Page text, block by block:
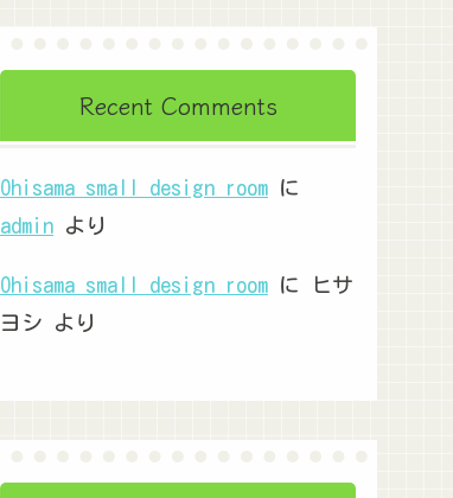
Recent Comments
Ohisama small design room に
admin より
Ohisama small design room に
ヒサ
ヨシ より